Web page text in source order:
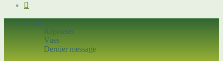
Sujets
Réponses
Vues
Dernier message